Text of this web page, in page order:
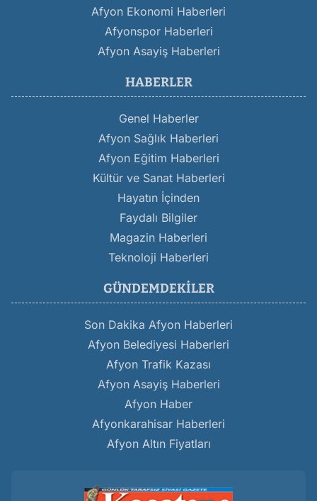
Afyon Ekonomi Haberleri
Afyonspor Haberleri
Afyon Asayiş Haberleri
HABERLER
Genel Haberler
Afyon Sağlık Haberleri
Afyon Eğitim Haberleri
Kültür ve Sanat Haberleri
Hayatın İçinden
Faydalı Bilgiler
Magazin Haberleri
Teknoloji Haberleri
GÜNDEMDEKILER
Son Dakika Afyon Haberleri
Afyon Belediyesi Haberleri
Afyon Trafik Kazası
Afyon Asayiş Haberleri
Afyon Haber
Afyonkarahisar Haberleri
Afyon Altın Fiyatları